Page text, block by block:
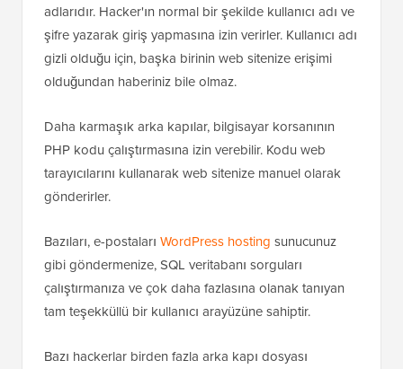
adlarıdır. Hacker'ın normal bir şekilde kullanıcı adı ve
şifre yazarak giriş yapmasına izin verirler. Kullanıcı adı
gizli olduğu için, başka birinin web sitenize erişimi
olduğundan haberiniz bile olmaz.
Daha karmaşık arka kapılar, bilgisayar korsanının
PHP kodu çalıştırmasına izin verebilir. Kodu web
tarayıcılarını kullanarak web sitenize manuel olarak
gönderirler.
Bazıları, e-postaları WordPress hosting sunucunuz
gibi göndermenize, SQL veritabanı sorguları
çalıştırmanıza ve çok daha fazlasına olanak tanıyan
tam teşekküllü bir kullanıcı arayüzüne sahiptir.
Bazı hackerlar birden fazla arka kapı dosyası